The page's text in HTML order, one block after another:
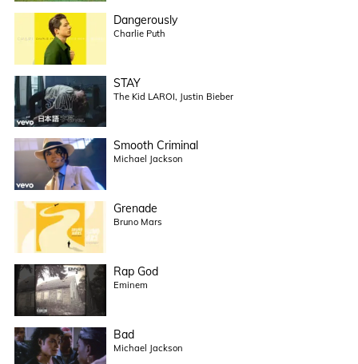
Dangerously
Charlie Puth
STAY
The Kid LAROI, Justin Bieber
Smooth Criminal
Michael Jackson
Grenade
Bruno Mars
Rap God
Eminem
Bad
Michael Jackson